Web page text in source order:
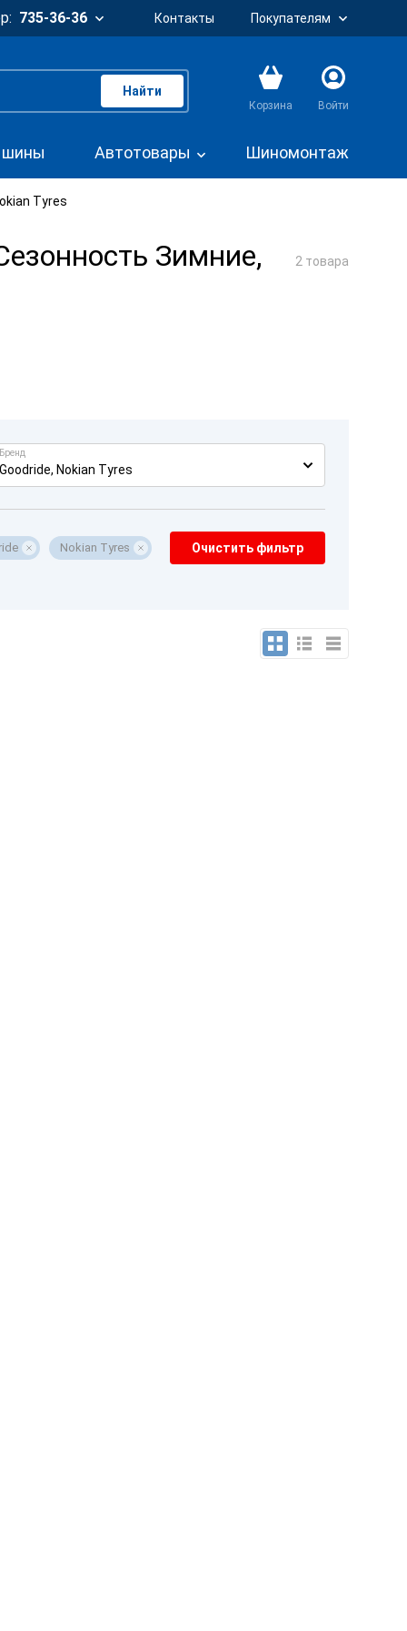
735-36-36 Контакты Покупателям
Найти
Корзина Войти
шины Автотовары Шиномонтаж
Tyres
Зимние,
2 товара
Бренд
Goodride, Nokian Tyres
Nokian Tyres Очистить фильтр